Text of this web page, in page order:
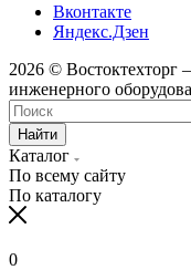
Вконтакте
Яндекс.Дзен
2026 © Востоктехторг
инженерного
Найти
Каталог
По всему сайту
По каталогу
0